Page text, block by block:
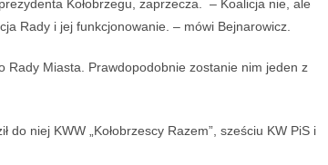
Kołobrzegu, zaprzecza. – Koalicja nie, ale
Rady i jej funkcjonowanie. – mówi Bejnarowicz.
Rady Miasta. Prawdopodobnie zostanie nim jeden z
niej KWW „Kołobrzescy Razem”, sześciu KW PiS i